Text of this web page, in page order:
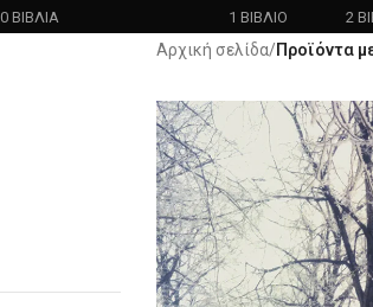
0 ΒΙΒΛΙΑ 1 ΒΙΒΛΙΟ 2
Αρχική σελίδα/Προϊόντα